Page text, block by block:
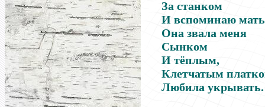
За станком
И вспоминаю
Она звала меня
Сынком
И тёплым,
Клетчатым
Любила укрывать.